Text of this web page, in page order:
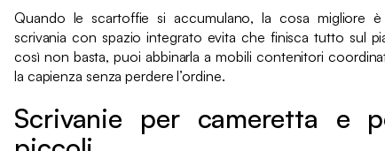
Quando le scartoffie si accumulano, la cosa migliore è
scrivania con spazio integrato evita che finisca tutto sul
così non basta, puoi abbinarla a mobili contenitori
la capienza senza perdere l’ordine.
Scrivanie per cameretta e